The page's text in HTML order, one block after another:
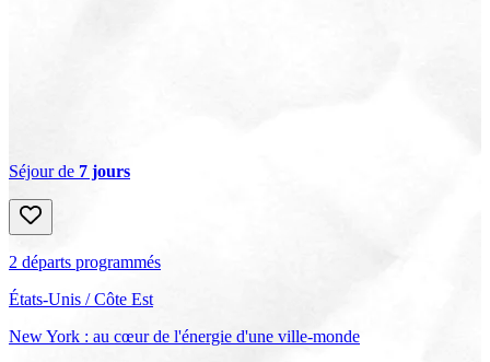
Séjour de 7 jours
2 départs programmés
États-Unis / Côte Est
New York : au cœur de l'énergie d'une ville-monde